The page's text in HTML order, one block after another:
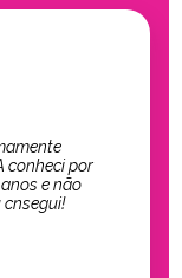
conheci por
e não